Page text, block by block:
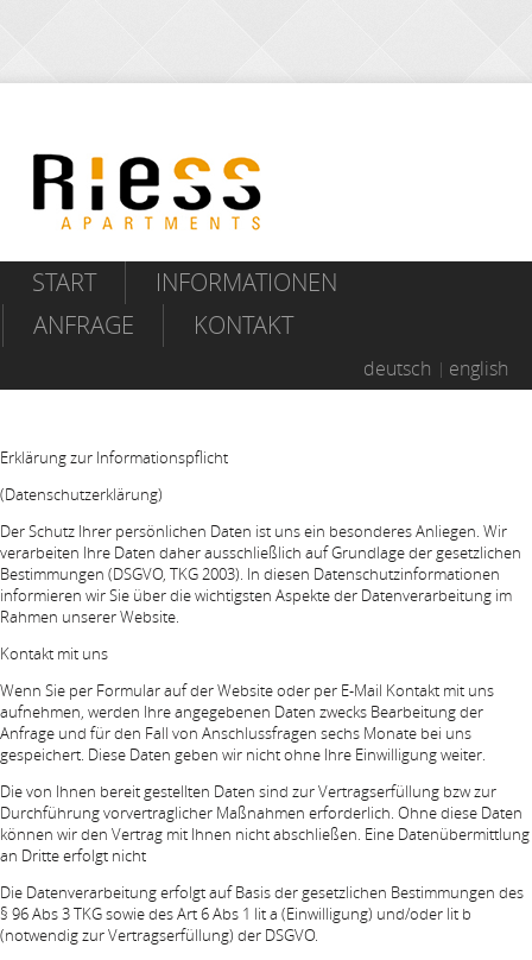
START
INFORMATIONEN
ANFRAGE
KONTAKT
deutsch english
Erklärung zur Informationspflicht
(Datenschutzerklärung)
Der Schutz Ihrer persönlichen Daten ist uns ein besonderes Anliegen. Wir
verarbeiten Ihre Daten daher ausschließlich auf Grundlage der gesetzlichen
Bestimmungen (DSGVO, TKG 2003). In diesen Datenschutzinformationen
informieren wir Sie über die wichtigsten Aspekte der Datenverarbeitung im
Rahmen unserer Website.
Kontakt mit uns
Wenn Sie per Formular auf der Website oder per E-Mail Kontakt mit uns
aufnehmen, werden Ihre angegebenen Daten zwecks Bearbeitung der
Anfrage und für den Fall von Anschlussfragen sechs Monate bei uns
gespeichert. Diese Daten geben wir nicht ohne Ihre Einwilligung weiter.
Die von Ihnen bereit gestellten Daten sind zur Vertragserfüllung bzw zur
Durchführung vorvertraglicher Maßnahmen erforderlich. Ohne diese Daten
können wir den Vertrag mit Ihnen nicht abschließen. Eine Datenübermittlung
an Dritte erfolgt nicht
Die Datenverarbeitung erfolgt auf Basis der gesetzlichen Bestimmungen des
§ 96 Abs 3 TKG sowie des Art 6 Abs 1 lit a (Einwilligung) und/oder lit b
(notwendig zur Vertragserfüllung) der DSGVO.